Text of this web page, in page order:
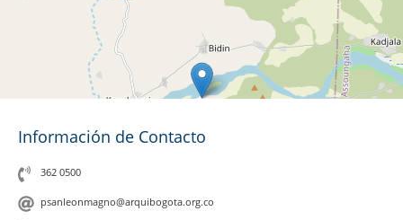
Información de Contacto
362 0500
psanleonmagno@arquibogota.org.co